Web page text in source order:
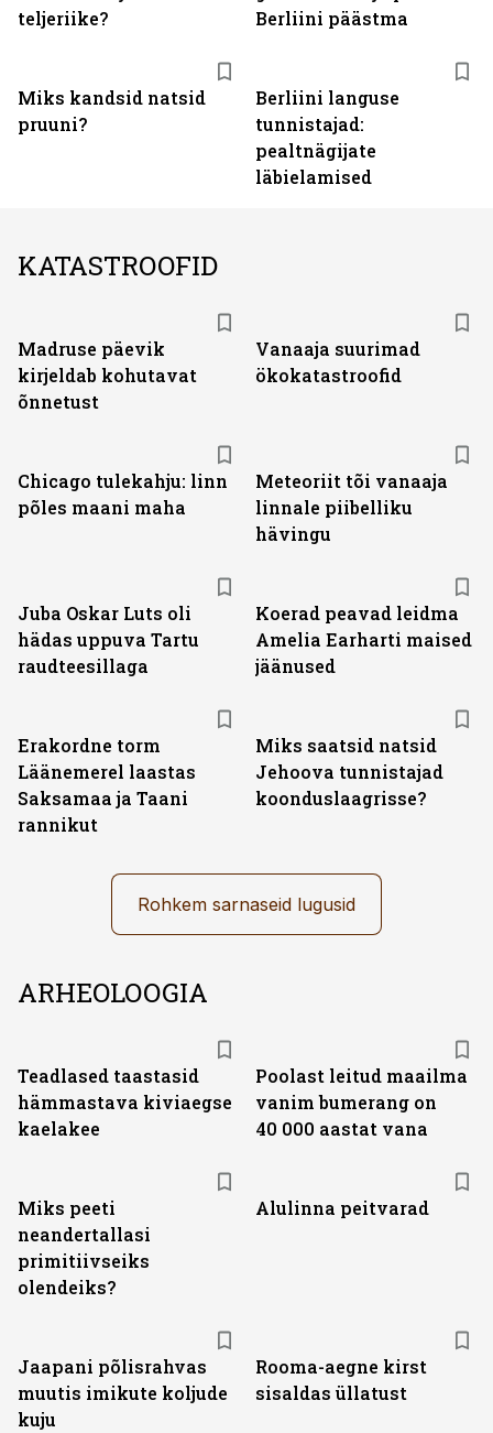
teljeriike?
Berliini päästma
Miks kandsid natsid
pruuni?
Berliini languse
tunnistajad:
pealtnägijate
läbielamised
KATASTROOFID
Madruse päevik
kirjeldab kohutavat
õnnetust
Vanaaja suurimad
ökokatastroofid
Chicago tulekahju: linn
põles maani maha
Meteoriit tõi vanaaja
linnale piibelliku
hävingu
Juba Oskar Luts oli
hädas uppuva Tartu
raudteesillaga
Koerad peavad leidma
Amelia Earharti maised
jäänused
Erakordne torm
Läänemerel laastas
Saksamaa ja Taani
rannikut
Miks saatsid natsid
Jehoova tunnistajad
koonduslaagrisse?
Rohkem sarnaseid lugusid
ARHEOLOOGIA
Teadlased taastasid
hämmastava kiviaegse
kaelakee
Poolast leitud maailma
vanim bumerang on
40 000 aastat vana
Miks peeti
neandertallasi
primitiivseiks
olendeiks?
Alulinna peitvarad
Jaapani põlisrahvas
muutis imikute koljude
kuju
Rooma-aegne kirst
sisaldas üllatust